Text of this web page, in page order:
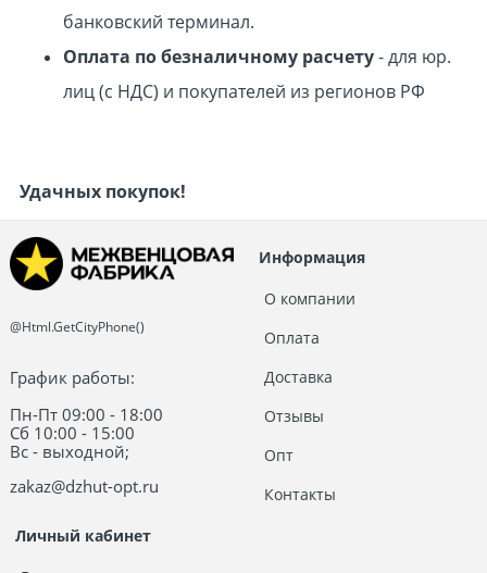
банковский терминал.
Оплата по безналичному расчету- для юр.
лиц (с НДС) и покупателей из регионов РФ
Удачных покупок!
@Html.GetCityPhone()
График работы:
Пн-Пт 09:00 - 18:00
Сб 10:00 - 15:00
Вс - выходной;
zakaz@dzhut-opt.ru
Информация
О компании
Оплата
Доставка
Отзывы
Опт
Контакты
Личный кабинет